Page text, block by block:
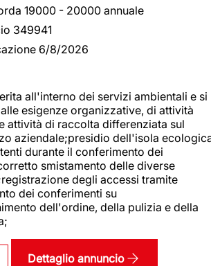
19000 - 20000 annuale
349941
6/8/2026
all'interno dei servizi ambientali e si
esigenze organizzative, di attività
attività di raccolta differenziata sul
aziendale;presidio dell'isola
durante il conferimento dei
smistamento delle diverse
degli accessi tramite
dei conferimenti su
dell'ordine, della pulizia e della
Dettaglio annuncio